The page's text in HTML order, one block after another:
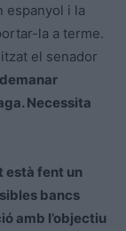
espanyol i la
la a terme.
el senador
Necessita
està fent un
bancs
amb l’objectiu